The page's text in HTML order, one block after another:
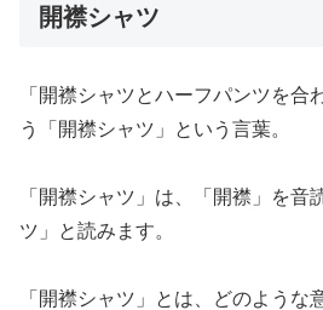
開襟シャツ
「開襟シャツとハーフパンツを合
う「開襟シャツ」という言葉。
「開襟シャツ」は、「開襟」を音
ツ」と読みます。
「開襟シャツ」とは、どのような